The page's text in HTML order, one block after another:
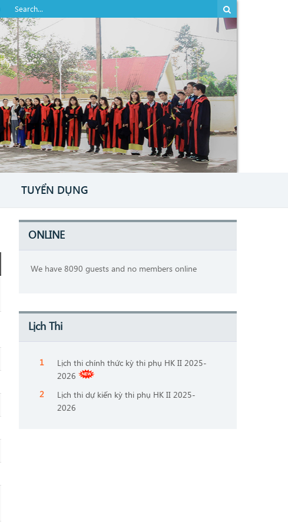
TUYỂN DỤNG
ONLINE
We have 8090 guests and no members online
Lịch Thi
Lịch thi chính thức kỳ thi phụ HK II 2025-
2026
Lịch thi dự kiến kỳ thi phụ HK II 2025-
2026